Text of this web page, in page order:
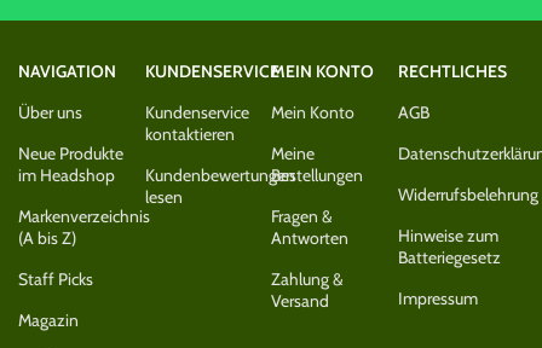
NAVIGATION
Über uns
Neue Produkte
im Headshop
Markenverzeichnis
(A bis Z)
Staff Picks
Magazin
KUNDENSERVICE
Kundenservice
kontaktieren
Kundenbewertungen
lesen
MEIN KONTO
Mein Konto
Meine
Bestellungen
Fragen &
Antworten
Zahlung &
Versand
RECHTLICHES
AGB
Widerrufsbelehrung
Hinweise zum
Batteriegesetz
Impressum